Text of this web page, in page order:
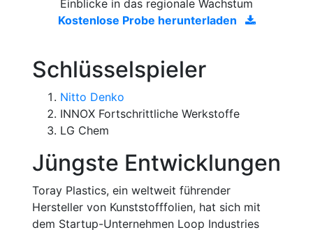
Einblicke in das regionale Wachstum
Kostenlose Probe herunterladen
Schlüsselspieler
Nitto Denko
INNOX Fortschrittliche Werkstoffe
LG Chem
Jüngste Entwicklungen
Toray Plastics, ein weltweit führender
Hersteller von Kunststofffolien, hat sich mit
dem Startup-Unternehmen Loop Industries